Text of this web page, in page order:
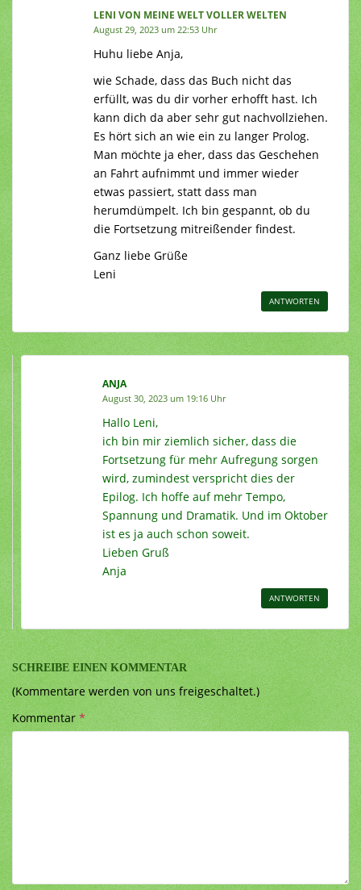
LENI VON MEINE WELT VOLLER WELTEN
August 29, 2023 um 22:53 Uhr
Huhu liebe Anja,
wie Schade, dass das Buch nicht das
erfüllt, was du dir vorher erhofft hast. Ich
kann dich da aber sehr gut nachvollziehen.
Es hört sich an wie ein zu langer Prolog.
Man möchte ja eher, dass das Geschehen
an Fahrt aufnimmt und immer wieder
etwas passiert, statt dass man
herumdümpelt. Ich bin gespannt, ob du
die Fortsetzung mitreißender findest.
Ganz liebe Grüße
Leni
ANTWORTEN
ANJA
August 30, 2023 um 19:16 Uhr
Hallo Leni,
ich bin mir ziemlich sicher, dass die
Fortsetzung für mehr Aufregung sorgen
wird, zumindest verspricht dies der
Epilog. Ich hoffe auf mehr Tempo,
Spannung und Dramatik. Und im Oktober
ist es ja auch schon soweit.
Lieben Gruß
Anja
ANTWORTEN
SCHREIBE EINEN KOMMENTAR
(Kommentare werden von uns freigeschaltet.)
Kommentar*